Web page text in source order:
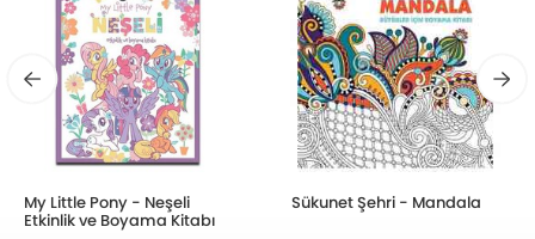
My Little Pony - Neşeli
Etkinlik ve Boyama Kitabı
Sükunet Şehri - Mandala